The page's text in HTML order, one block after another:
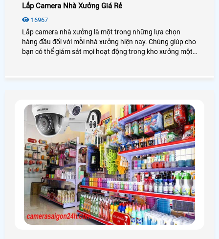
Lắp Camera Nhà Xưởng Giá Rẻ
16967
Lắp camera nhà xưởng là một trong những lựa chọn
hàng đầu đối với mỗi nhà xưởng hiện nay. Chúng giúp cho
bạn có thể giám sát mọi hoạt động trong kho xưởng một